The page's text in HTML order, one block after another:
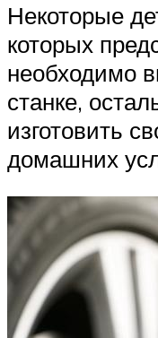
Некоторые
которых
необходимо
станке,
изготовить
домашних